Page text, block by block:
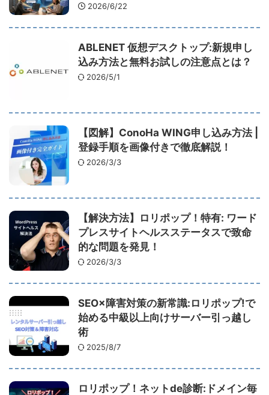
2026/6/22
ABLENET 仮想デスクトップ:新規申し
込み方法と無料お試しの注意点とは？
2026/5/1
【図解】ConoHa WING申し込み方法 |
登録手順を画像付きで徹底解説！
2026/3/3
【解決方法】ロリポップ！特有: ワード
プレスサイトヘルスステータスで致命
的な問題を発見！
2026/3/3
SEO×障害対策の新常識:ロリポップ!で
始める中級以上向けサーバー引っ越し
術
2025/8/7
ロリポップ！ネットde診断:ドメイン毎